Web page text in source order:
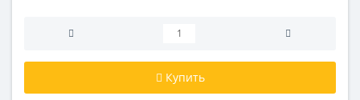
Купить